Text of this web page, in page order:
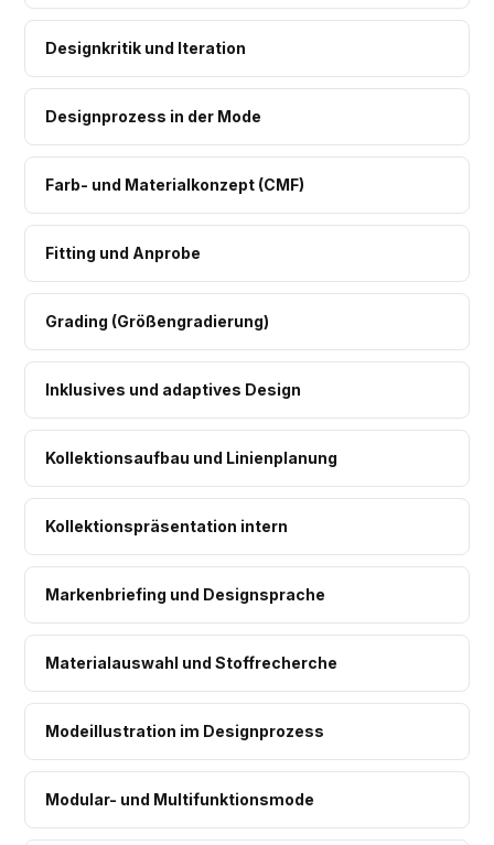
Designkritik und Iteration
Designprozess in der Mode
Farb- und Materialkonzept (CMF)
Fitting und Anprobe
Grading (Größengradierung)
Inklusives und adaptives Design
Kollektionsaufbau und Linienplanung
Kollektionspräsentation intern
Markenbriefing und Designsprache
Materialauswahl und Stoffrecherche
Modeillustration im Designprozess
Modular- und Multifunktionsmode